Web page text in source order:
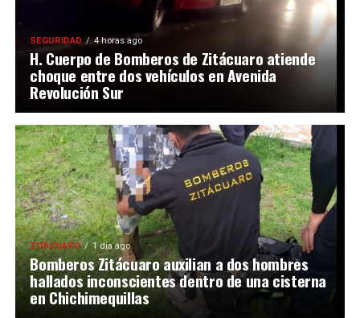
SEGURIDAD 4 horas ago
H. Cuerpo de Bomberos de Zitácuaro atiende
choque entre dos vehículos en Avenida
Revolución Sur
ZITÁCUARO 1 día ago
Bomberos Zitácuaro auxilian a dos hombres
hallados inconscientes dentro de una cisterna
en Chichimequillas